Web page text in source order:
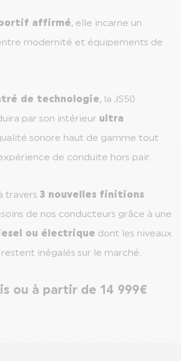
affirmé, elle incarne un
modernité et équipements de
de technologie, la JS50
par son intérieur ultra
sonore haut de gamme tout
de conduite hors pair.
travers 3 nouvelles finitions
de nos conducteurs grâce à une
ou électrique dont les niveaux
inégalés sur le marché.
ou à partir de 14 999€